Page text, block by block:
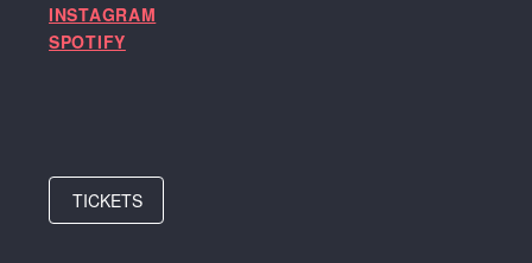
INSTAGRAM
SPOTIFY
TICKETS